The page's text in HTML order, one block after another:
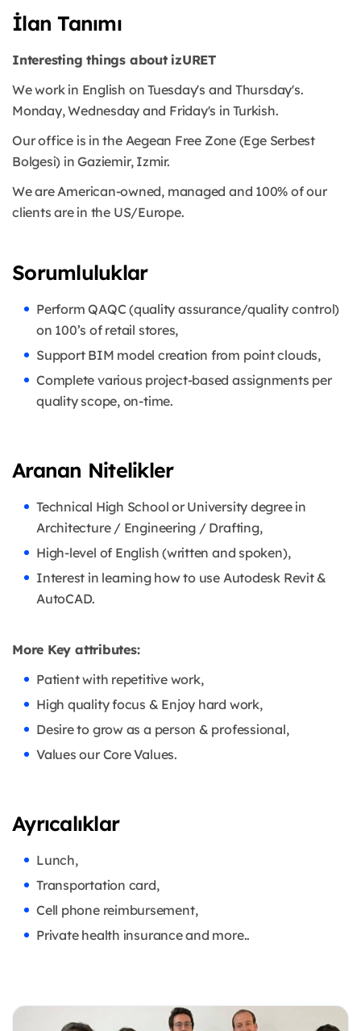
İlan Tanımı
Interesting things about izURET
We work in English on Tuesday's and Thursday's.
Monday, Wednesday and Friday's in Turkish.
Our office is in the Aegean Free Zone (Ege Serbest
Bolgesi) in Gaziemir, Izmir.
We are American-owned, managed and 100% of our
clients are in the US/Europe.
Sorumluluklar
Perform QAQC (quality assurance/quality control)
on 100’s of retail stores,
Support BIM model creation from point clouds,
Complete various project-based assignments per
quality scope, on-time.
Aranan Nitelikler
Technical High School or University degree in
Architecture / Engineering / Drafting,
High-level of English (written and spoken),
Interest in learning how to use Autodesk Revit &
AutoCAD.
More Key attributes:
Patient with repetitive work,
High quality focus & Enjoy hard work,
Desire to grow as a person & professional,
Values our Core Values.
Ayrıcalıklar
Lunch,
Transportation card,
Cell phone reimbursement,
Private health insurance and more..